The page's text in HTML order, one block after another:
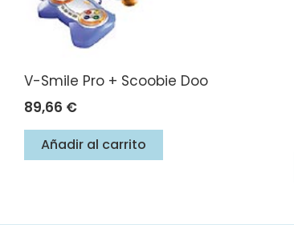
V-Smile Pro + Scoobie Doo
89,66 €
Añadir al carrito